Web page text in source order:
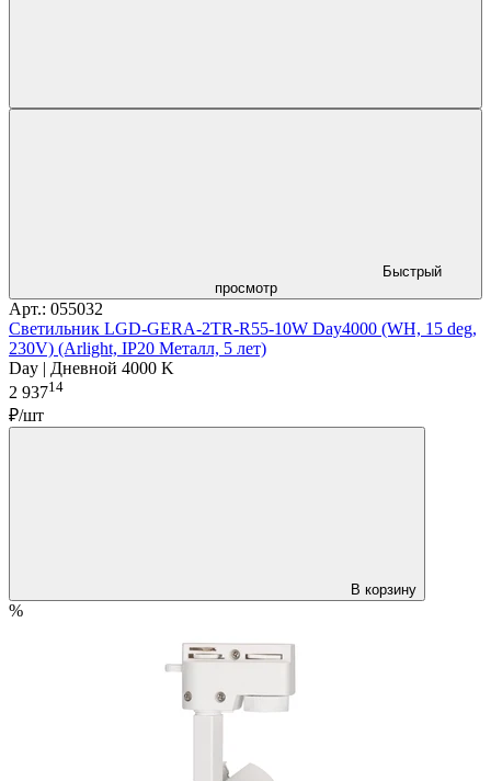
Быстрый
просмотр
Арт.: 055032
Светильник LGD-GERA-2TR-R55-10W Day4000 (WH, 15 deg,
230V) (Arlight, IP20 Металл, 5 лет)
Day | Дневной 4000 K
2 93714
₽/шт
В корзину
%